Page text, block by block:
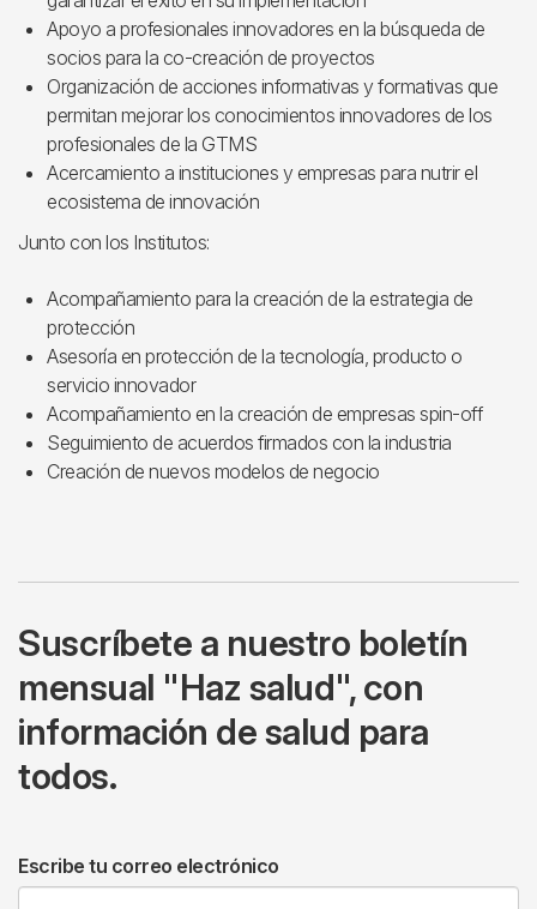
Apoyo a profesionales innovadores en la búsqueda de
socios para la co-creación de proyectos
Organización de acciones informativas y formativas que
permitan mejorar los conocimientos innovadores de los
profesionales de la GTMS
Acercamiento a instituciones y empresas para nutrir el
ecosistema de innovación
Junto con los Institutos:
Acompañamiento para la creación de la estrategia de
protección
Asesoría en protección de la tecnología, producto o
servicio innovador
Acompañamiento en la creación de empresas spin-off
Seguimiento de acuerdos firmados con la industria
Creación de nuevos modelos de negocio
Suscríbete a nuestro boletín
mensual "Haz salud", con
información de salud para
todos.
Escribe tu correo electrónico